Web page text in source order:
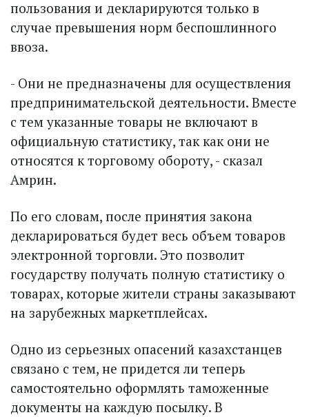
пользования и декларируются только в
случае превышения норм беспошлинного
ввоза.
- Они не предназначены для осуществления
предпринимательской деятельности. Вместе
с тем указанные товары не включают в
официальную статистику, так как они не
относятся к торговому обороту, - сказал
Амрин.
По его словам, после принятия закона
декларироваться будет весь объем товаров
электронной торговли. Это позволит
государству получать полную статистику о
товарах, которые жители страны заказывают
на зарубежных маркетплейсах.
Одно из серьезных опасений казахстанцев
связано с тем, не придется ли теперь
самостоятельно оформлять таможенные
документы на каждую посылку. В